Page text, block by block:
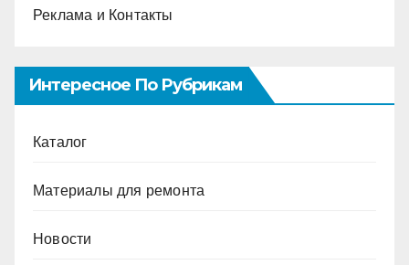
Реклама и Контакты
Интересное По Рубрикам
Каталог
Материалы для ремонта
Новости